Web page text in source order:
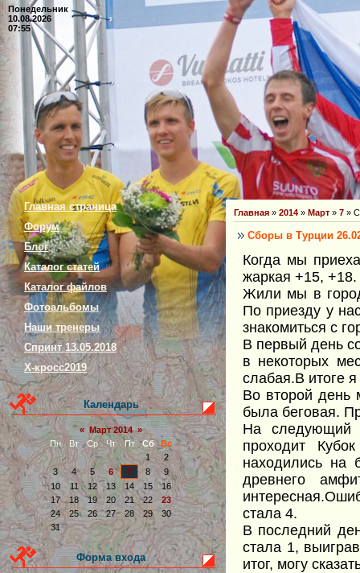
Понедельник
10.08.2026
07:55
Главная страница
Форум
Блог
Каталог статей
Каталог файлов
Фотоальбомы
Наши тренеры
Спринт 13.05.2018
Х-кросс2019
Календарь
« Март 2014 »
Пн
Вт Ср Чт Пт Сб
Вс
1
2
3
4 5 6 7 8
9
10
11 12 13 14 15
16
17
18 19 20 21 22
23
24
25 26 27 28 29
30
31
Форма входа
Главная » 2014 » Март » 7 »
Сборы в Турции
Когда мы
жаркая +15, +18.
Жили мы в
По приезду у
знакомиться с
В первый день
в некоторых
слабая.В итоге
Во второй день
была беговая.
На следующий
проходит
находились на
древнего
стала 4.
В последний
стала 1,
итог, могу